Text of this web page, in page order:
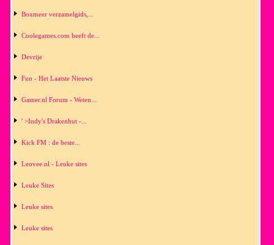
Boxmeer verzamelgids,...
Coolegames.com heeft de...
Devrije
Fun - Het Laatste Nieuws
Gamer.nl Forum - Weten...
' >Indy's Drakenhut -...
Kick FM : de beste...
Leovee.nl - Leuke sites
Leuke Sites
Leuke sites
Leuke sites